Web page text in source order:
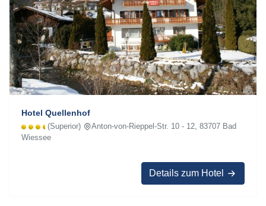
Hotel Quellenhof
(Superior)
Anton-von-Rieppel-Str. 10 - 12, 83707 Bad
Wiessee
Details zum Hotel